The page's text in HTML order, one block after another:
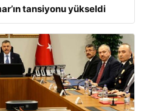
tansiyonu yükseldi